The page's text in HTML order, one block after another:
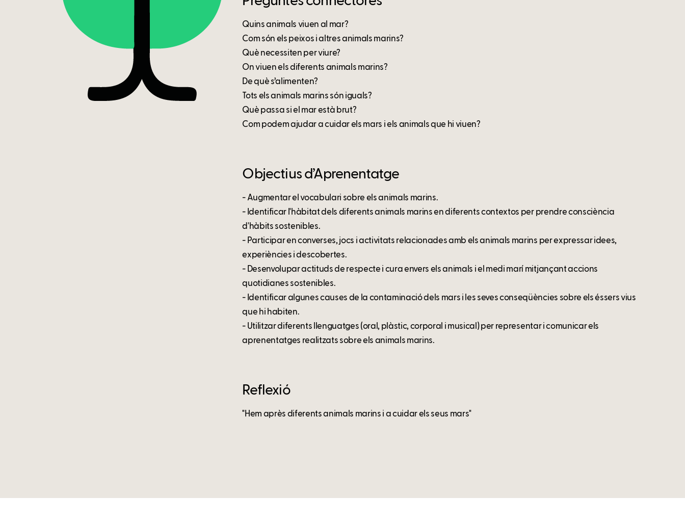
Quins animals viuen al mar?
Com són els peixos i altres animals marins?
Què necessiten per viure?
On viuen els diferents animals marins?
De què s’alimenten?
Tots els animals marins són iguals?
Què passa si el mar està brut?
Com podem ajudar a cuidar els mars i els animals que hi viuen?
Objectius d’Aprenentatge
- Augmentar el vocabulari sobre els animals marins.
- Identificar l'hàbitat dels diferents animals marins en diferents contextos per prendre consciència
d'hàbits sostenibles.
- Participar en converses, jocs i activitats relacionades amb els animals marins per expressar idees,
experiències i descobertes.
- Desenvolupar actituds de respecte i cura envers els animals i el medi marí mitjançant accions
quotidianes sostenibles.
- Identificar algunes causes de la contaminació dels mars i les seves conseqüències sobre els éssers vius
que hi habiten.
- Utilitzar diferents llenguatges (oral, plàstic, corporal i musical) per representar i comunicar els
aprenentatges realitzats sobre els animals marins.
Reflexió
"Hem après diferents animals marins i a cuidar els seus mars"